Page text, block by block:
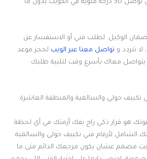
درجات الحرارة العالية اللي توصل 50 درجة مئوية في الكويت بدون ما
الوكيل. لطلب فني أو الاستفسار عن
تتردد و تواصل معنا عبر الويب لحجز موعد
يتواصل معاك بأسرع وقت لتلبية طلبك
تكييف حولي والسالمية والمنطقة العاشرة
هو قرار ذكي راح يفك أزمتك في أي لحظة
الشامل لأرقام فني تكييف حولي والسالمية
مصمم عشان يكون مرجعك الدائم متى ما